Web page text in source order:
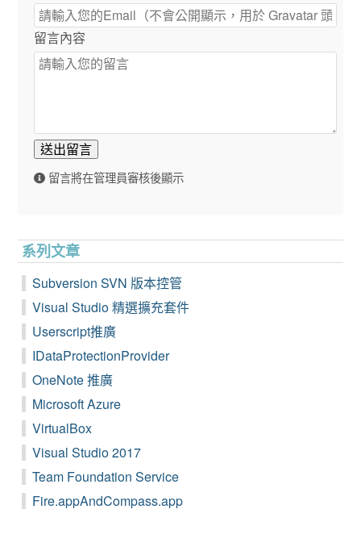
留言內容
送出留言
留言將在管理員審核後顯示
系列文章
Subversion SVN 版本控管
Visual Studio 精選擴充套件
Userscript推廣
IDataProtectionProvider
OneNote 推廣
Microsoft Azure
VirtualBox
Visual Studio 2017
Team Foundation Service
Fire.appAndCompass.app